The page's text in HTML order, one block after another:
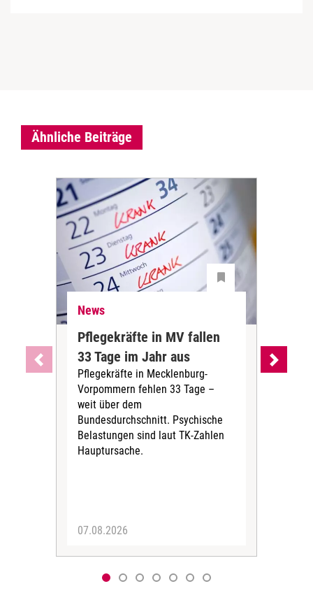
Ähnliche Beiträge
News
Pflegekräfte in MV fallen
33 Tage im Jahr aus
Pflegekräfte in Mecklenburg-
Vorpommern fehlen 33 Tage –
weit über dem
Bundesdurchschnitt. Psychische
Belastungen sind laut TK-Zahlen
Hauptursache.
07.08.2026